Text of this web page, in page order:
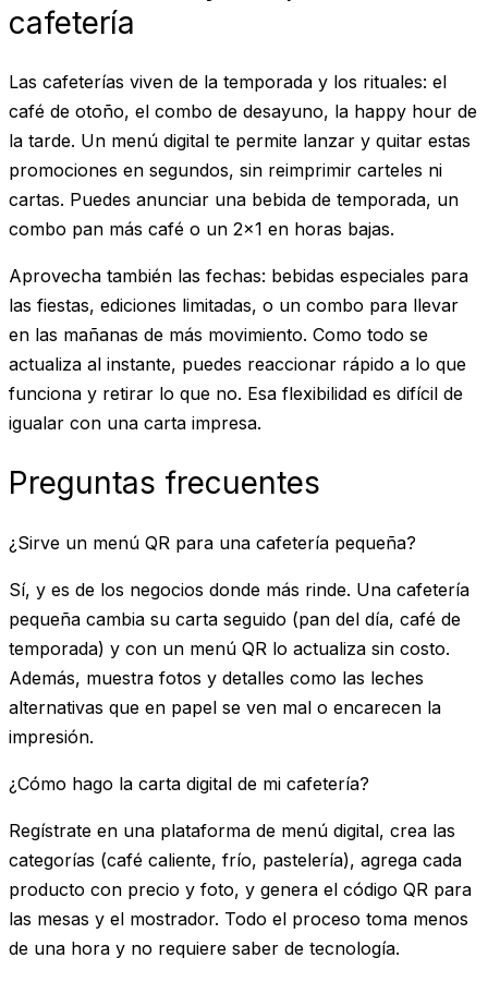
cafetería
Las cafeterías viven de la temporada y los rituales: el
café de otoño, el combo de desayuno, la happy hour de
la tarde. Un menú digital te permite lanzar y quitar estas
promociones en segundos, sin reimprimir carteles ni
cartas. Puedes anunciar una bebida de temporada, un
combo pan más café o un 2x1 en horas bajas.
Aprovecha también las fechas: bebidas especiales para
las fiestas, ediciones limitadas, o un combo para llevar
en las mañanas de más movimiento. Como todo se
actualiza al instante, puedes reaccionar rápido a lo que
funciona y retirar lo que no. Esa flexibilidad es difícil de
igualar con una carta impresa.
Preguntas frecuentes
¿Sirve un menú QR para una cafetería pequeña?
Sí, y es de los negocios donde más rinde. Una cafetería
pequeña cambia su carta seguido (pan del día, café de
temporada) y con un menú QR lo actualiza sin costo.
Además, muestra fotos y detalles como las leches
alternativas que en papel se ven mal o encarecen la
impresión.
¿Cómo hago la carta digital de mi cafetería?
Regístrate en una plataforma de menú digital, crea las
categorías (café caliente, frío, pastelería), agrega cada
producto con precio y foto, y genera el código QR para
las mesas y el mostrador. Todo el proceso toma menos
de una hora y no requiere saber de tecnología.